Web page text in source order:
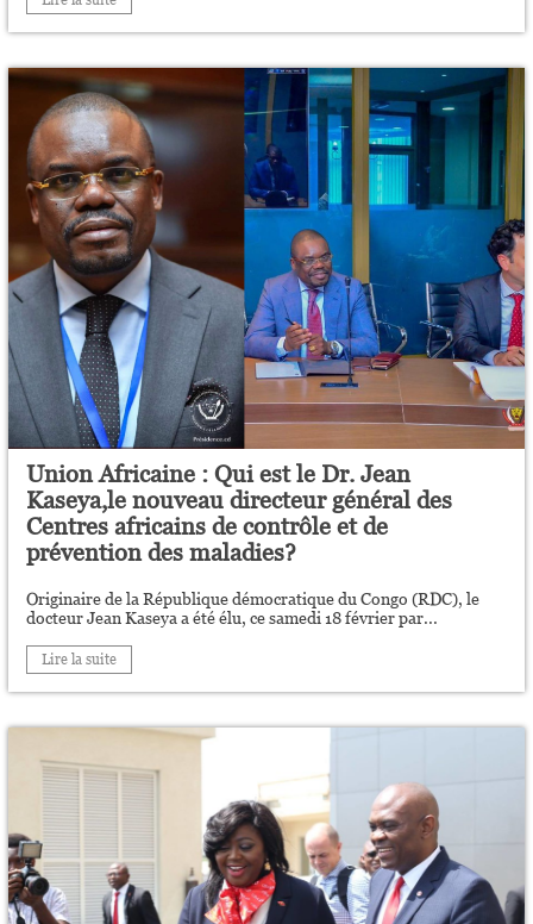
Union Africaine : Qui est le Dr. Jean
Kaseya,le nouveau directeur général des
Centres africains de contrôle et de
prévention des maladies?
Originaire de la République démocratique du Congo (RDC), le
docteur Jean Kaseya a été élu, ce samedi 18 février par...
Lire la suite